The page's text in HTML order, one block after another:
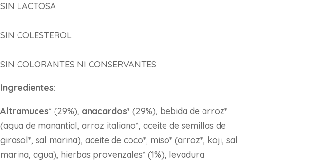
SIN LACTOSA
SIN COLESTEROL
SIN COLORANTES NI CONSERVANTES
Ingredientes:
Altramuces* (29%), anacardos* (29%), bebida de arroz*
(agua de manantial, arroz italiano*, aceite de semillas de
girasol*, sal marina), aceite de coco*, miso* (arroz*, koji, sal
marina, agua), hierbas provenzales* (1%), levadura